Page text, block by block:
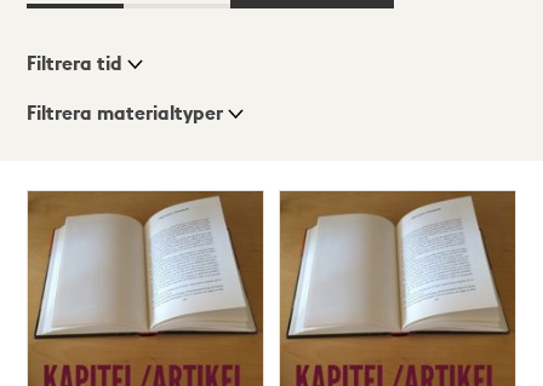
Visningsläge
Lista
Karta
Filtrera tid
Filtrera materialtyper
träffar